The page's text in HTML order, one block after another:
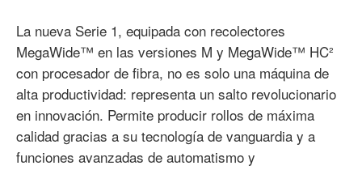
La nueva Serie 1, equipada con recolectores
MegaWide™ en las versiones M y MegaWide™ HC²
con procesador de fibra, no es solo una máquina de
alta productividad: representa un salto revolucionario
en innovación. Permite producir rollos de máxima
calidad gracias a su tecnología de vanguardia y a
funciones avanzadas de automatismo y